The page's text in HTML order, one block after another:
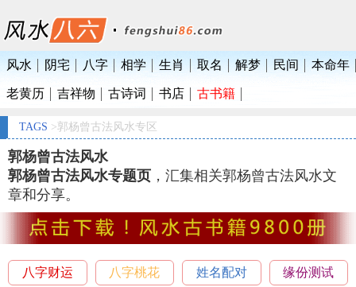
风水 阴宅 八字 相学 生肖 取名 解梦 民间 本命年
老黄历 吉祥物 古诗词 书店 古书籍
TAGS >郭杨曾古法风水专区
郭杨曾古法风水
郭杨曾古法风水专题页 ，汇集相关郭杨曾古法风水文
章和分享。
八字财运 八字桃花 姓名配对 缘份测试